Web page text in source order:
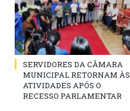
SERVIDORES DA CÂMARA
MUNICIPAL RETORNAM ÀS
ATIVIDADES APÓS O
RECESSO PARLAMENTAR